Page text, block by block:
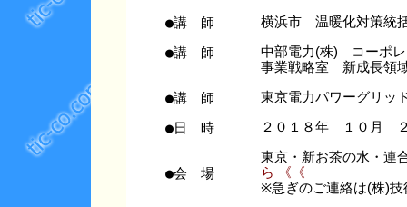
●講 師 横浜市 温暖化対策統
●講 師
中部電力(株) コーポレ
事業戦略室 新成長領
●講 師 東京電力パワーグリ
●日 時 ２０１８年 １０月
●会 場
東京・新お茶の水・
ら 《《
※急ぎのご連絡は(株)技